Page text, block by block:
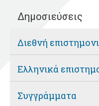
Δημοσιεύσεις
Διεθνή
Ελληνικά
Συγγράμματα